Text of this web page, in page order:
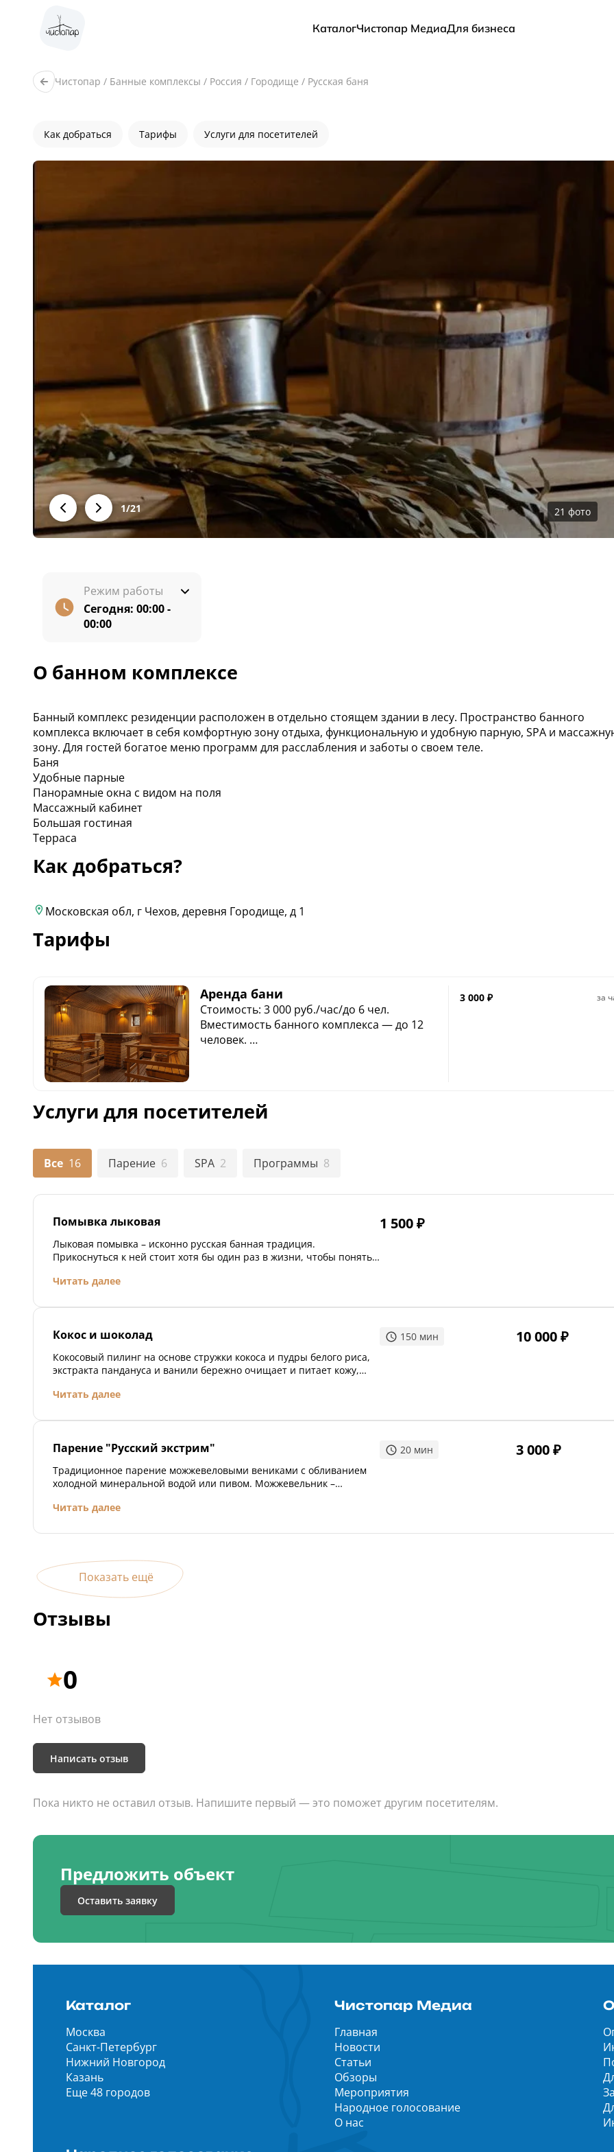
КаталогЧистопар МедиаДля бизнеса
Чистопар / Банные комплексы / Россия / Городище / Русская баня
Как добраться Тарифы Услуги для посетителей
1/21 21 фото
Режим работы
Сегодня: 00:00 -
00:00
О банном комплексе
Банный комплекс резиденции расположен в отдельно стоящем здании в лесу. Пространство банного
комплекса включает в себя комфортную зону отдыха, функциональную и удобную парную, SPA и
зону. Для гостей богатое меню программ для расслабления и заботы о своем теле.
Баня
Удобные парные
Панорамные окна с видом на поля
Массажный кабинет
Большая гостиная
Терраса
Как добраться?
Московская обл, г Чехов, деревня Городище, д 1
Тарифы
Аренда бани
Стоимость: 3 000 руб./час/до 6 чел.
Вместимость банного комплекса — до 12
человек.
3 000 ₽ за
Услуги для посетителей
Все 16 Парение 6 SPA 2 Программы 8
Помывка лыковая
Лыковая помывка – исконно русская банная традиция.
Прикоснуться к ней стоит хотя бы один раз в жизни, чтобы понять
применении мочалки из из липовой коры во время банного сеанса.
любой коже.
Читать далее
1 500₽
Кокос и шоколад
Кокосовый пилинг на основе стружки кокоса и пудры белого риса,
экстракта пандануса и ванили бережно очищает и питает кожу,
какао-бобов поможет придать ей упругость и сияние, а аромат
воспоминания. Ритуал сопровождается массажем с кокосовым
Читать далее
150 мин 10 000₽
Парение "Русский экстрим"
Традиционное парение можжевеловыми вениками с обливанием
холодной минеральной водой или пивом. Можжевельник –
естественных растительных антибиотиков. В бане можжевеловый
влияет на дыхательную систему, укрепляет иммунитет и оказывает
отварами, медом и вареньем.
Читать далее
20 мин 3 000₽
Показать ещё
Отзывы
0
Нет отзывов
Написать отзыв
Пока никто не оставил отзыв. Напишите первый — это поможет другим посетителям.
Предложить объект
Оставить заявку
Каталог
Москва
Санкт-Петербург
Нижний Новгород
Казань
Еще 48 городов
Чистопар Медиа
Главная
Новости
Статьи
Обзоры
Мероприятия
Народное голосование
О нас